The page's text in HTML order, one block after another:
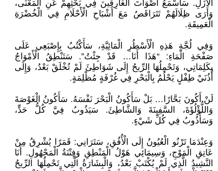
الْأَزَلِ. سَأَسْمَعُ أَصْوَاتَ الْغَارِقِينَ فِي بَحْثِهِمْ عَنِ الْمَعْنَى،
وَأَرَى ظِلَالَهُمْ تَتَرَاقَصُ مَعَ أَشْبَاحِ الْأَحْلَامِ فِي الْخُضْرَةِ
الْعَمِيقَةِ.
وَفِي لُجَّةِ هَذِهِ الْأَسْطُرِ الْمَائِيَّةِ، سَأَكْتُبُ بِإِصْبَعِي عَلَى
صَفْحَةِ الْمَاءِ: “هَذَا أَنَا… قَدْ جِئْتُ”. سَتَنْطِقُ الْأَمْوَاجُ
بِكَلِمَاتِي، وَتَحْمِلُهَا الرِّيحُ إِلَى شَوَاطِئَ لَمْ تُخْلَقْ بَعْدُ، وَإِلَى
أُذُنَيْ طِفْلٍ يَحْلُمُ بِالْبَحْرِ فِي غُرْفَةٍ مُظْلِمَةٍ.
لَنْ أَكُونَ بَحَّارًا… بَلْ سَأَكُونُ الْبَحْرَ نَفْسَهُ. سَأَكُونُ الْغَوْصَةَ
وَاللُّؤْلُؤَةَ، السَّفِينَةَ وَالشَّاطِئَ. سَيَذُوبُ فِيَّ كُلُّ حَدٍّ،
وَسَأَذُوبُ فِي كُلِّ شَيْءٍ.
وَعِنْدَمَا تَرْنُو الْعُيُونُ إِلَى الْأُفُقِ، سَتَرَانِي: قَمَرًا يُشْرِقُ مِنْ
عَاتِقِ الْمَوْجِ، وَسِيمَائِي هَوْلُ الْمَنْطِقِ وَفِتْنَةُ الْمَجْهُولِ. أَنَا
النَّشِيدُ الَّذِي لَمْ يُكْتَبْ بَعْدُ، وَالْبِشَارَةُ الَّتِي تَحْمِلُهَا الرِّيحُ